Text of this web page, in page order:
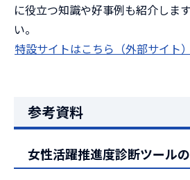
に役立つ知識や好事例も紹介しま
い。
特設サイトはこちら（外部サイト）
参考資料
女性活躍推進度診断ツール